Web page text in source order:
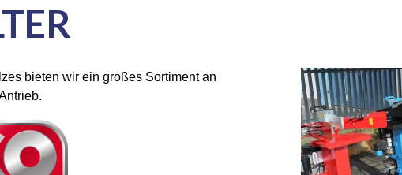
bieten wir ein großes Sortiment an